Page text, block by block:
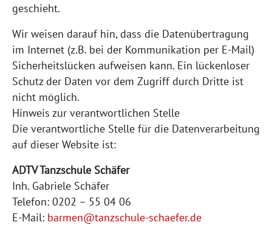
geschieht.
Wir weisen darauf hin, dass die Datenübertragung
im Internet (z.B. bei der Kommunikation per E-Mail)
Sicherheitslücken aufweisen kann. Ein lückenloser
Schutz der Daten vor dem Zugriff durch Dritte ist
nicht möglich.
Hinweis zur verantwortlichen Stelle
Die verantwortliche Stelle für die Datenverarbeitung
auf dieser Website ist:
ADTV Tanzschule Schäfer
Inh. Gabriele Schäfer
Telefon: 0202 – 55 04 06
E-Mail: barmen@tanzschule-schaefer.de